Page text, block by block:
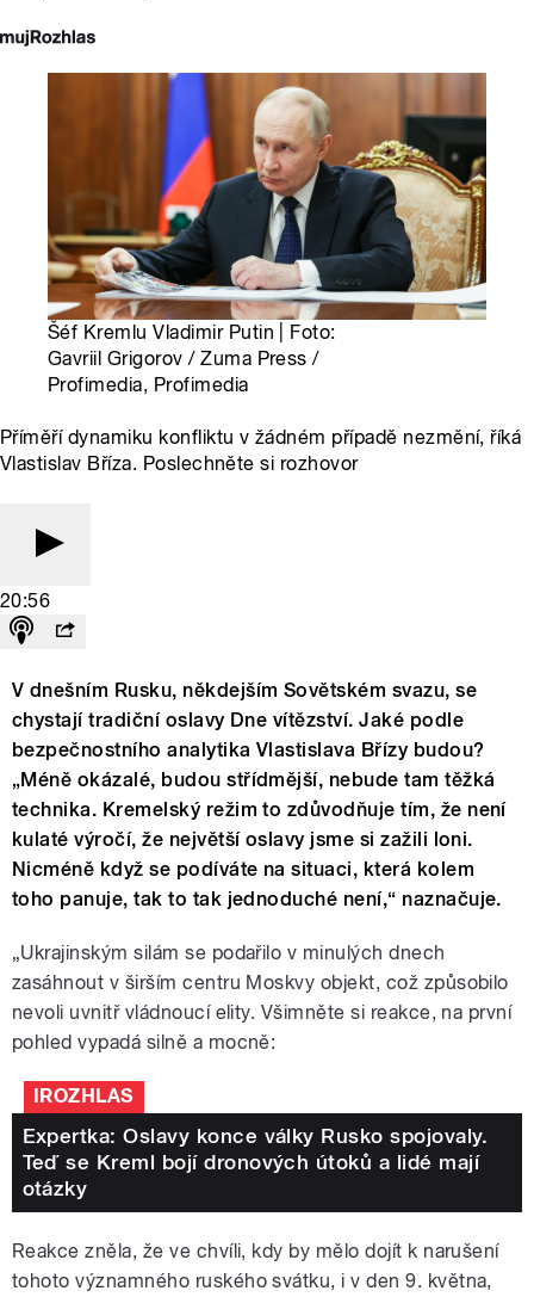
Šéf Kremlu Vladimir Putin | Foto:
Gavriil Grigorov / Zuma Press /
Profimedia, Profimedia
Příměří dynamiku konfliktu v žádném případě nezmění, říká
Vlastislav Bříza. Poslechněte si rozhovor
20:56
V dnešním Rusku, někdejším Sovětském svazu, se
chystají tradiční oslavy Dne vítězství. Jaké podle
bezpečnostního analytika Vlastislava Břízy budou?
„Méně okázalé, budou střídmější, nebude tam těžká
technika. Kremelský režim to zdůvodňuje tím, že není
kulaté výročí, že největší oslavy jsme si zažili loni.
Nicméně když se podíváte na situaci, která kolem
toho panuje, tak to tak jednoduché není,“ naznačuje.
„Ukrajinským silám se podařilo v minulých dnech
zasáhnout v širším centru Moskvy objekt, což způsobilo
nevoli uvnitř vládnoucí elity. Všimněte si reakce, na první
pohled vypadá silně a mocně:
IROZHLAS
Expertka: Oslavy konce války Rusko spojovaly.
Teď se Kreml bojí dronových útoků a lidé mají
otázky
Reakce zněla, že ve chvíli, kdy by mělo dojít k narušení
tohoto významného ruského svátku, i v den 9. května,